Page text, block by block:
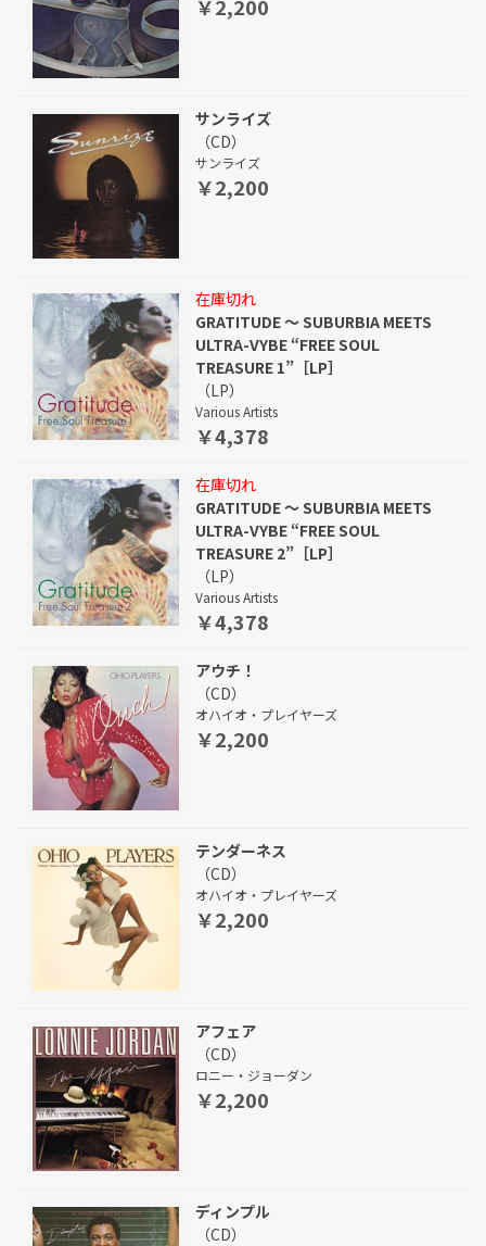
￥2,200
サンライズ
（CD）
サンライズ
￥2,200
在庫切れ
GRATITUDE ～ SUBURBIA MEETS
ULTRA-VYBE “FREE SOUL
TREASURE 1”［LP］
（LP）
Various Artists
￥4,378
在庫切れ
GRATITUDE ～ SUBURBIA MEETS
ULTRA-VYBE “FREE SOUL
TREASURE 2”［LP］
（LP）
Various Artists
￥4,378
アウチ！
（CD）
オハイオ・プレイヤーズ
￥2,200
テンダーネス
（CD）
オハイオ・プレイヤーズ
￥2,200
アフェア
（CD）
ロニー・ジョーダン
￥2,200
ディンプル
（CD）